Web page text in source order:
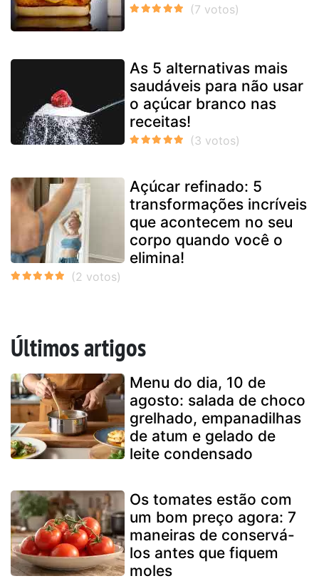
As 5 alternativas mais
saudáveis para não usar
o açúcar branco nas
receitas!
Açúcar refinado: 5
transformações incríveis
que acontecem no seu
corpo quando você o
elimina!
Últimos artigos
Menu do dia, 10 de
agosto: salada de choco
grelhado, empanadilhas
de atum e gelado de
leite condensado
Os tomates estão com
um bom preço agora: 7
maneiras de conservá-
los antes que fiquem
moles